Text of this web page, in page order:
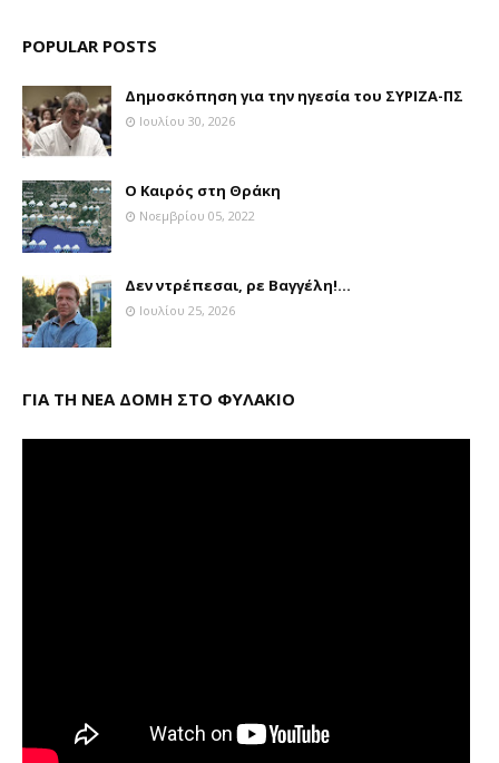
POPULAR POSTS
Δημοσκόπηση για την ηγεσία του ΣΥΡΙΖΑ-ΠΣ
Ιουλίου 30, 2026
Ο Καιρός στη Θράκη
Νοεμβρίου 05, 2022
Δεν ντρέπεσαι, ρε Βαγγέλη!...
Ιουλίου 25, 2026
ΓΙΑ ΤΗ ΝΕΑ ΔΟΜΗ ΣΤΟ ΦΥΛΑΚΙΟ